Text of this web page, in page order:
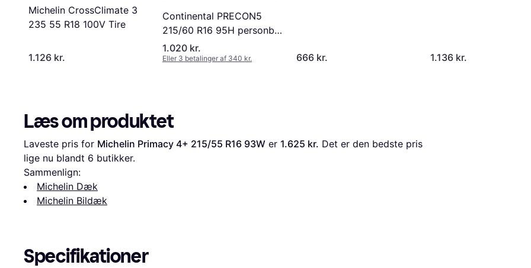
Michelin CrossClimate 3
235 55 R18 100V Tire
1.126 kr.
Continental PRECON5
215/60 R16 95H personbil
Sommerdæk Dæk FORD:
MONDEO 4 Turnier, S-
1.020 kr.
Eller 3 betalinger af 340 kr. 666 kr. 1.136 kr.
Læs om produktet
Laveste pris for Michelin Primacy 4+ 215/55 R16 93W er 1.625 kr. Det er den bedste pris
lige nu blandt 6 butikker.
Sammenlign:
Michelin Dæk
Michelin Bildæk
Specifikationer